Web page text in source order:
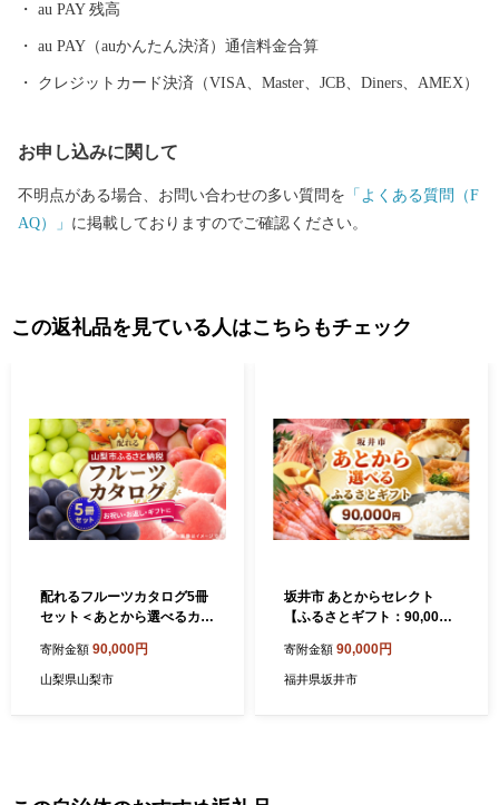
上に農林水産業の営みを展開し、それが現す一つの地域的まとま
り）が形成され、四季折々に美しい農村風景を創り出していま
au PAY 残高
au PAY（auかんたん決済）通信料金合算
クレジットカード決済（VISA、Master、JCB、Diners、AMEX）
お申し込みに関して
不明点がある場合、お問い合わせの多い質問を 「よくある質問（F
AQ）」 に掲載しておりますのでご確認ください。
この返礼品を見ている人はこちらもチェック
配れるフルーツカタログ5冊
セット＜あとから選べるカタ
カタログギフト カタログ ギ
フト 贈答 プレゼント 選べる
寄附金額 90,000円
山梨県山梨市
坂井市 あとからセレクト
【ふるさとギフト：90,000
介類 甘えび 若狭牛 家具 アウ
トドア用品 肉 優待券 宿泊券
寄附金額 90,000円
福井県坂井市